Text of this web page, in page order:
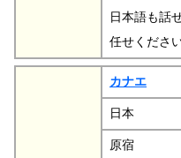
日本語も話
任せください
カナエ
日本
原宿